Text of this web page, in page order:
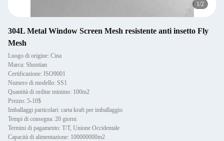
1/2
304L Metal Window Screen Mesh resistente anti insetto Fly
Mesh
Luogo di origine: Cina
Marca: Shuntian
Certificazione: ISO9001
Numero di modello: SS1
Quantità di ordine minimo: 100m2
Prezzo: 5-10$
Imballaggi particolari: carta kraft per imballaggio
Tempi di consegna: 20 giorni
Termini di pagamento: T/T, Unione Occidentale
Capacità di alimentazione: 100000000m2